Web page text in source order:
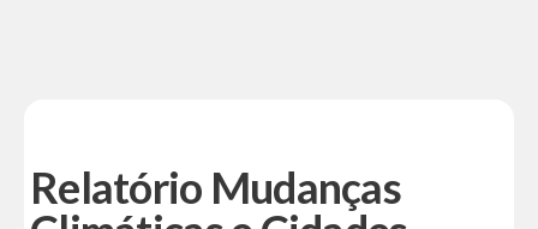
Relatório Mudanças